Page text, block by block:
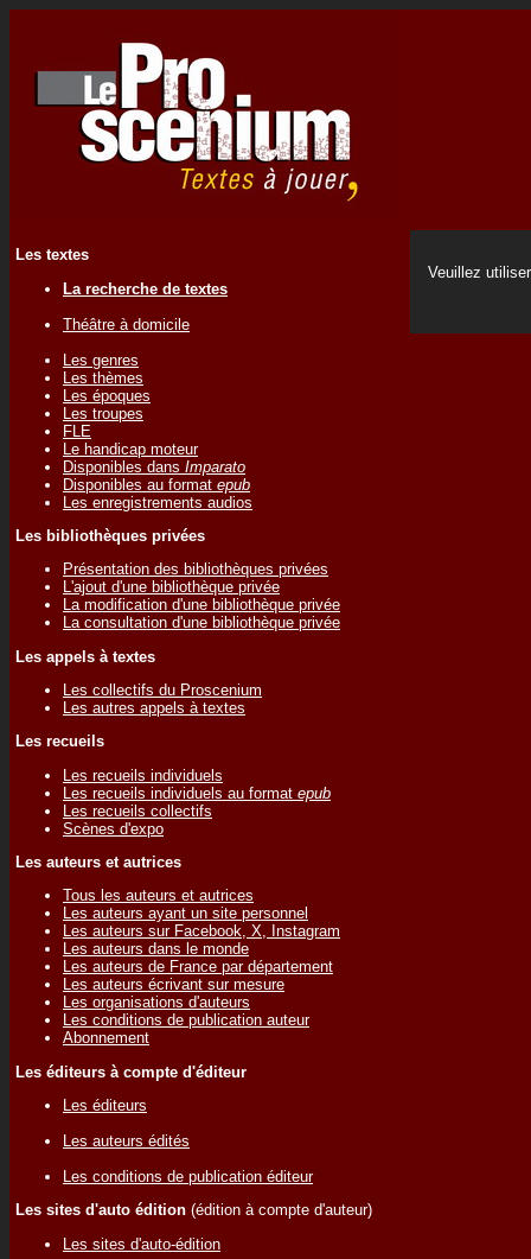
Les textes
La recherche de textes
Théâtre à domicile
Les genres
Les thèmes
Les époques
Les troupes
FLE
Le handicap moteur
Disponibles dans Imparato
Disponibles au format epub
Les enregistrements audios
Les bibliothèques privées
Présentation des bibliothèques privées
L'ajout d'une bibliothèque privée
La modification d'une bibliothèque privée
La consultation d'une bibliothèque privée
Les appels à textes
Les collectifs du Proscenium
Les autres appels à textes
Les recueils
Les recueils individuels
Les recueils individuels au format epub
Les recueils collectifs
Scènes d'expo
Les auteurs et autrices
Tous les auteurs et autrices
Les auteurs ayant un site personnel
Les auteurs sur Facebook, X, Instagram
Les auteurs dans le monde
Les auteurs de France par département
Les auteurs écrivant sur mesure
Les organisations d'auteurs
Les conditions de publication auteur
Abonnement
Les éditeurs à compte d'éditeur
Les éditeurs
Les auteurs édités
Les conditions de publication éditeur
Les sites d'auto édition (édition à compte d'auteur)
Les sites d'auto-édition
Veuillez